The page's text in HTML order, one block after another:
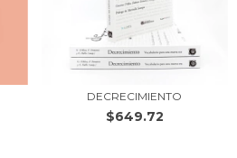
DECRECIMIENTO
$649.72